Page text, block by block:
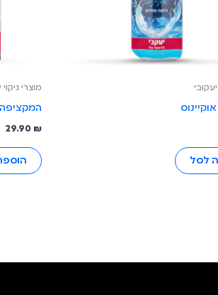
יעקובי
לסל
מוצרי ניקוי
29.90 ₪